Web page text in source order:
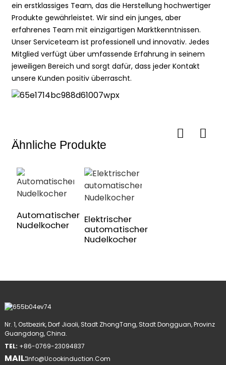
ein erstklassiges Team, das die Herstellung hochwertiger
Produkte gewährleistet. Wir sind ein junges, aber
erfahrenes Team mit einzigartigen Marktkenntnissen.
Unser Serviceteam ist professionell und innovativ. Jedes
Mitglied verfügt über umfassende Erfahrung in seinem
jeweiligen Bereich und sorgt dafür, dass jeder Kontakt
unsere Kunden positiv überrascht.
Ähnliche Produkte
Automatischer
Nudelkocher
Elektrischer
automatischer
Nudelkocher
Nr. 1, Ostbezirk, Dorf Jiaoli, Stadt ZhongTang, Stadt Dongguan, Provinz
Guangdong, China.
TEL: +86-0769-23094837
MAIL:Info@ucookinduction.com